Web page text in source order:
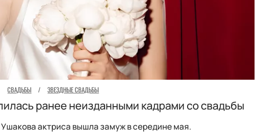
СВАДЬБЫ / ЗВЕЗДНЫЕ СВАДЬБЫ
ранее неизданными кадрами со свадьбы
актриса вышла замуж в середине мая.